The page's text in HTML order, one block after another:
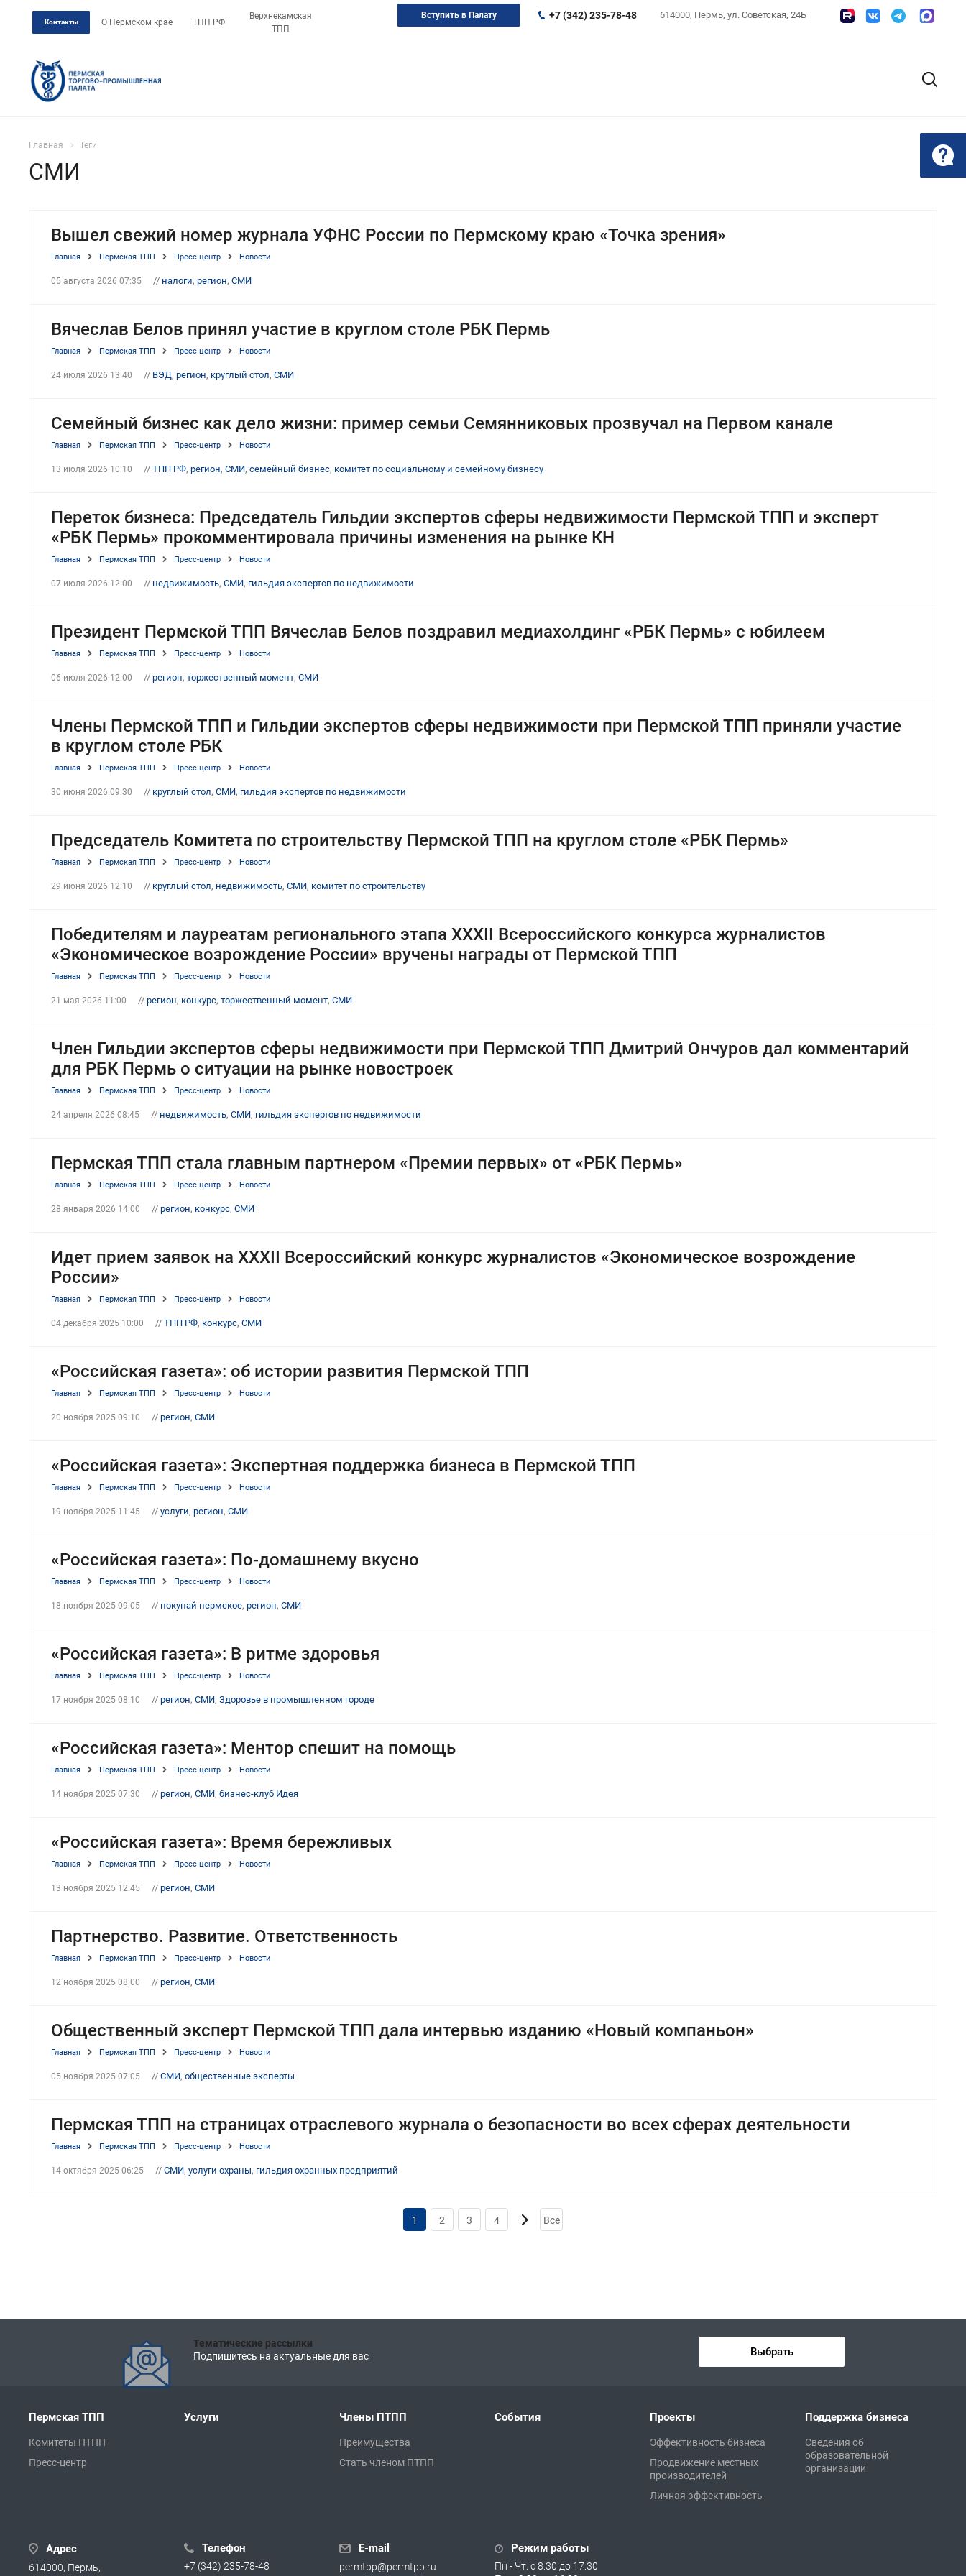
Контакты О Пермском крае ТПП РФ
Верхнекамская
ТПП
614000, Пермь, ул. Советская, 24Б
+7 (342) 235-78-48
Вступить в Палату
Главная Теги
СМИ
Вышел свежий номер журнала УФНС России по Пермскому краю «Точка зрения»
Главная Пермская ТПП Пресс-центр Новости
05 августа 2026 07:35 // налоги, регион, СМИ
Вячеслав Белов принял участие в круглом столе РБК Пермь
Главная Пермская ТПП Пресс-центр Новости
24 июля 2026 13:40 // ВЭД, регион, круглый стол, СМИ
Семейный бизнес как дело жизни: пример семьи Семянниковых прозвучал на Первом канале
Главная Пермская ТПП Пресс-центр Новости
13 июля 2026 10:10 // ТПП РФ, регион, СМИ, семейный бизнес, комитет по социальному и семейному бизнесу
Переток бизнеса: Председатель Гильдии экспертов сферы недвижимости Пермской ТПП и эксперт
«РБК Пермь» прокомментировала причины изменения на рынке КН
Главная Пермская ТПП Пресс-центр Новости
07 июля 2026 12:00 // недвижимость, СМИ, гильдия экспертов по недвижимости
Президент Пермской ТПП Вячеслав Белов поздравил медиахолдинг «РБК Пермь» с юбилеем
Главная Пермская ТПП Пресс-центр Новости
06 июля 2026 12:00 // регион, торжественный момент, СМИ
Члены Пермской ТПП и Гильдии экспертов сферы недвижимости при Пермской ТПП приняли участие
в круглом столе РБК
Главная Пермская ТПП Пресс-центр Новости
30 июня 2026 09:30 // круглый стол, СМИ, гильдия экспертов по недвижимости
Председатель Комитета по строительству Пермской ТПП на круглом столе «РБК Пермь»
Главная Пермская ТПП Пресс-центр Новости
29 июня 2026 12:10 // круглый стол, недвижимость, СМИ, комитет по строительству
Победителям и лауреатам регионального этапа XXXII Всероссийского конкурса журналистов
«Экономическое возрождение России» вручены награды от Пермской ТПП
Главная Пермская ТПП Пресс-центр Новости
21 мая 2026 11:00 // регион, конкурс, торжественный момент, СМИ
Член Гильдии экспертов сферы недвижимости при Пермской ТПП Дмитрий Ончуров дал комментарий
для РБК Пермь о ситуации на рынке новостроек
Главная Пермская ТПП Пресс-центр Новости
24 апреля 2026 08:45 // недвижимость, СМИ, гильдия экспертов по недвижимости
Пермская ТПП стала главным партнером «Премии первых» от «РБК Пермь»
Главная Пермская ТПП Пресс-центр Новости
28 января 2026 14:00 // регион, конкурс, СМИ
Идет прием заявок на XXXII Всероссийский конкурс журналистов «Экономическое возрождение
России»
Главная Пермская ТПП Пресс-центр Новости
04 декабря 2025 10:00 // ТПП РФ, конкурс, СМИ
«Российская газета»: об истории развития Пермской ТПП
Главная Пермская ТПП Пресс-центр Новости
20 ноября 2025 09:10 // регион, СМИ
«Российская газета»: Экспертная поддержка бизнеса в Пермской ТПП
Главная Пермская ТПП Пресс-центр Новости
19 ноября 2025 11:45 // услуги, регион, СМИ
«Российская газета»: По-домашнему вкусно
Главная Пермская ТПП Пресс-центр Новости
18 ноября 2025 09:05 // покупай пермское, регион, СМИ
«Российская газета»: В ритме здоровья
Главная Пермская ТПП Пресс-центр Новости
17 ноября 2025 08:10 // регион, СМИ, Здоровье в промышленном городе
«Российская газета»: Ментор спешит на помощь
Главная Пермская ТПП Пресс-центр Новости
14 ноября 2025 07:30 // регион, СМИ, бизнес-клуб Идея
«Российская газета»: Время бережливых
Главная Пермская ТПП Пресс-центр Новости
13 ноября 2025 12:45 // регион, СМИ
Партнерство. Развитие. Ответственность
Главная Пермская ТПП Пресс-центр Новости
12 ноября 2025 08:00 // регион, СМИ
Общественный эксперт Пермской ТПП дала интервью изданию «Новый компаньон»
Главная Пермская ТПП Пресс-центр Новости
05 ноября 2025 07:05 // СМИ, общественные эксперты
Пермская ТПП на страницах отраслевого журнала о безопасности во всех сферах деятельности
Главная Пермская ТПП Пресс-центр Новости
14 октября 2025 06:25 // СМИ, услуги охраны, гильдия охранных предприятий
1 2 3 4 Все
Тематические рассылки
Подпишитесь на актуальные для вас
Выбрать
Пермская ТПП
Комитеты ПТПП
Пресс-центр
Услуги Члены ПТПП
Преимущества
Стать членом ПТПП
События Проекты
Эффективность бизнеса
Продвижение местных
производителей
Личная эффективность
Поддержка бизнеса
Сведения об
образовательной
организации
Адрес
614000, Пермь,
Телефон
+7 (342) 235-78-48
E-mail
permtpp@permtpp.ru
Режим работы
Пн - Чт: с 8:30 до 17:30